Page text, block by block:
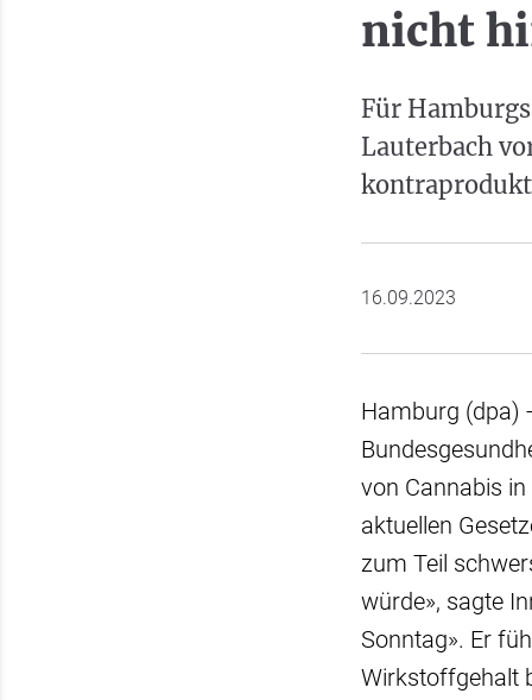
nicht
Für
Lauterbach
16.09.2023
Hamburg (dpa)
von Cannabis
aktuellen
zum Teil
würde», sagte
Sonntag». Er
Wirkstoffgehalt